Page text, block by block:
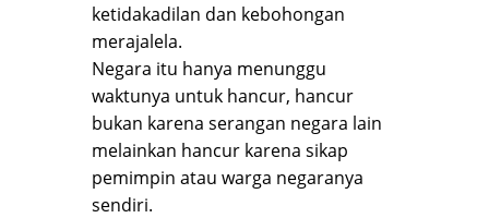
ketidakadilan dan kebohongan
merajalela.
Negara itu hanya menunggu
waktunya untuk hancur, hancur
bukan karena serangan negara lain
melainkan hancur karena sikap
pemimpin atau warga negaranya
sendiri.